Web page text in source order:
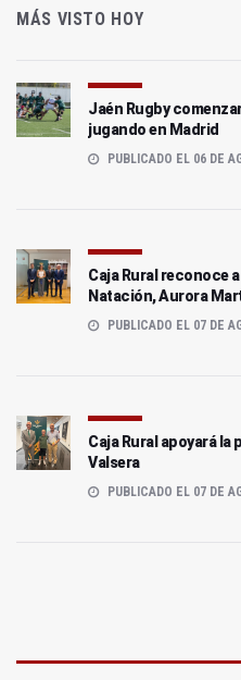
MÁS VISTO HOY
Jaén Rugby
jugando en Madrid
PUBLICADO EL 06 DE
Caja Rural reconoce
Natación, Aurora
PUBLICADO EL 07 DE
Caja Rural apoyará
Valsera
PUBLICADO EL 07 DE